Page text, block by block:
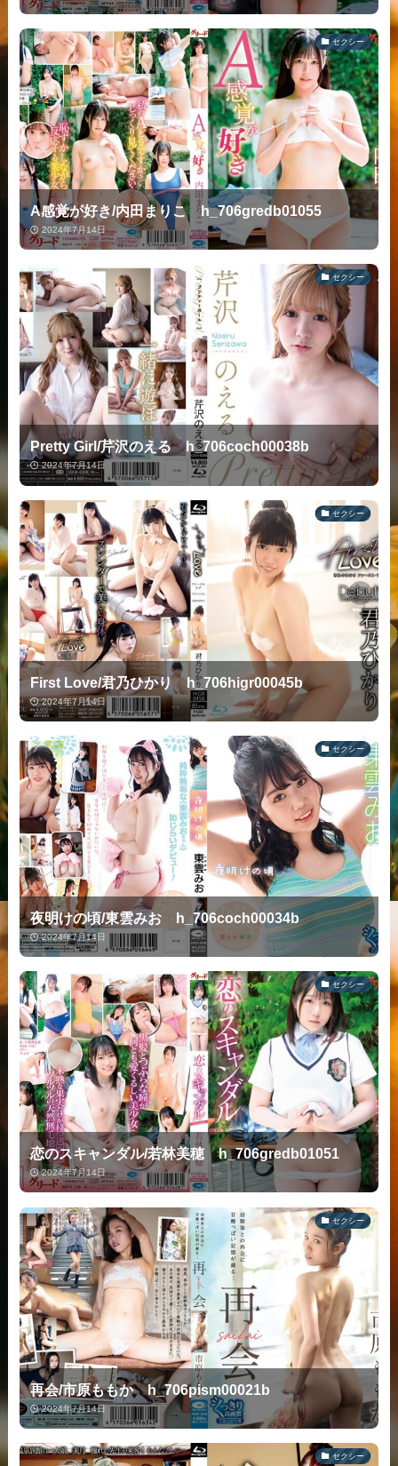
セクシー
A感覚が好き/内田まりこ h_706gredb01055
2024年7月14日
セクシー
Pretty Girl/芹沢のえる h_706coch00038b
2024年7月14日
セクシー
First Love/君乃ひかり h_706higr00045b
2024年7月14日
セクシー
夜明けの頃/東雲みお h_706coch00034b
2024年7月14日
セクシー
恋のスキャンダル/若林美穂 h_706gredb01051
2024年7月14日
セクシー
再会/市原ももか h_706pism00021b
2024年7月14日
セクシー